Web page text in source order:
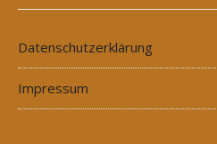
Datenschutzerklärung
Impressum